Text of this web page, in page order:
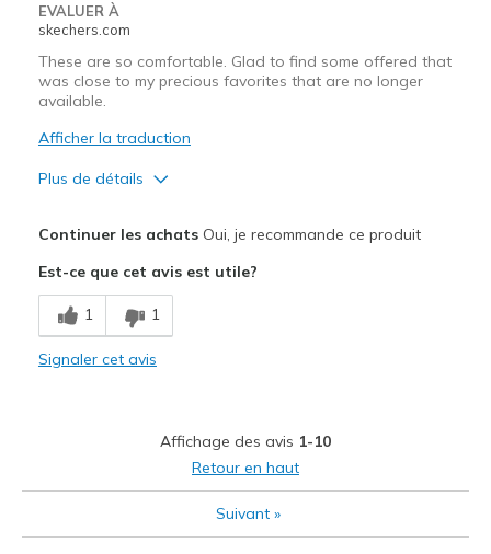
EVALUER À
skechers.com
These are so comfortable. Glad to find some offered that
was close to my precious favorites that are no longer
available.
Afficher la traduction
Plus de détails
Breathe Well
Comfortable
Work
Continuer les achatsOui, je recommande ce produit
Est-ce que cet avis est utile?
1 1
Signaler cet avis
Affichage des avis 1-10
Retour en haut
Suivant »